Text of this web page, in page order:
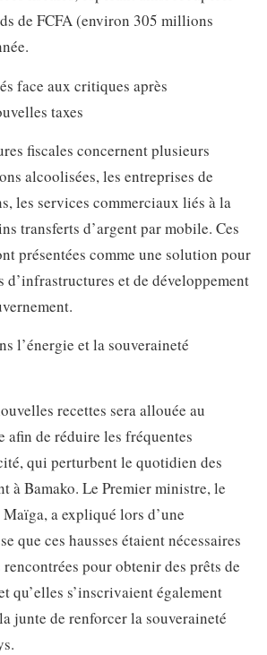
de FCFA (environ 305 millions
fiscales concernent plusieurs
alcoolisées, les entreprises de
les services commerciaux liés à la
transferts d’argent par mobile. Ces
présentées comme une solution pour
d’infrastructures et de développement
l’énergie et la souveraineté
recettes sera allouée au
afin de réduire les fréquentes
qui perturbent le quotidien des
à Bamako. Le Premier ministre, le
a expliqué lors d’une
que ces hausses étaient nécessaires
pour obtenir des prêts de
qu’elles s’inscrivaient également
junte de renforcer la souveraineté